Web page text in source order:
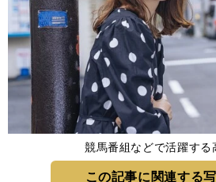
競馬番組などで活躍する
この記事に関連する